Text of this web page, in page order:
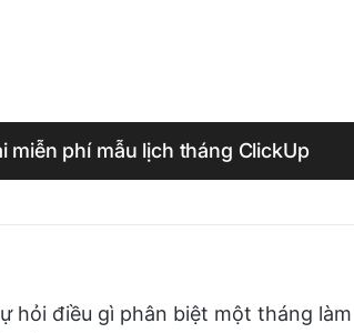
miễn phí mẫu lịch tháng ClickUp
hỏi điều gì phân biệt một tháng